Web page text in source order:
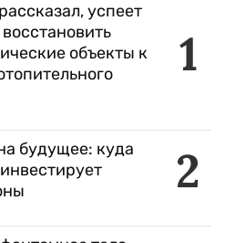
1
успеет
объекты к
2
будущее: куда